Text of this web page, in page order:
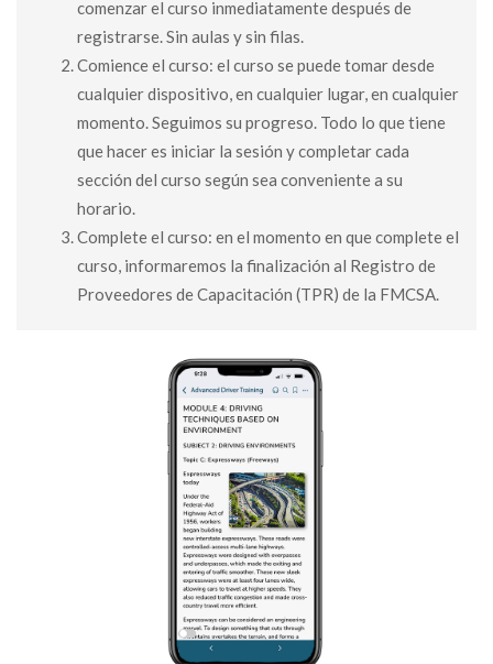
comenzar el curso inmediatamente después de
registrarse. Sin aulas y sin filas.
Comience el curso: el curso se puede tomar desde
cualquier dispositivo, en cualquier lugar, en cualquier
momento. Seguimos su progreso. Todo lo que tiene
que hacer es iniciar la sesión y completar cada
sección del curso según sea conveniente a su
horario.
Complete el curso: en el momento en que complete el
curso, informaremos la finalización al Registro de
Proveedores de Capacitación (TPR) de la FMCSA.